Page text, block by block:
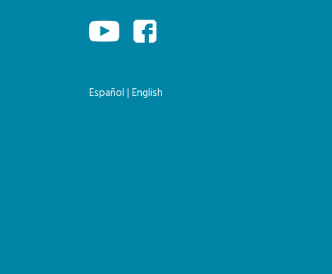
Español | English